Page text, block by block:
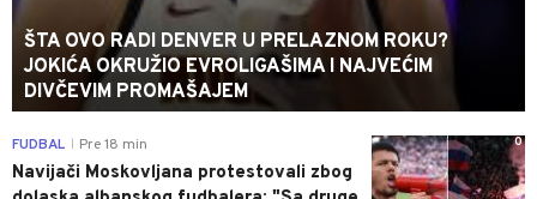
ŠTA OVO RADI DENVER U PRELAZNOM ROKU?
JOKIĆA OKRUŽIO EVROLIGAŠIMA I NAJVEĆIM
DIVČEVIM PROMAŠAJEM
0
FUDBAL Pre 18 min
Navijači Moskovljana protestovali zbog